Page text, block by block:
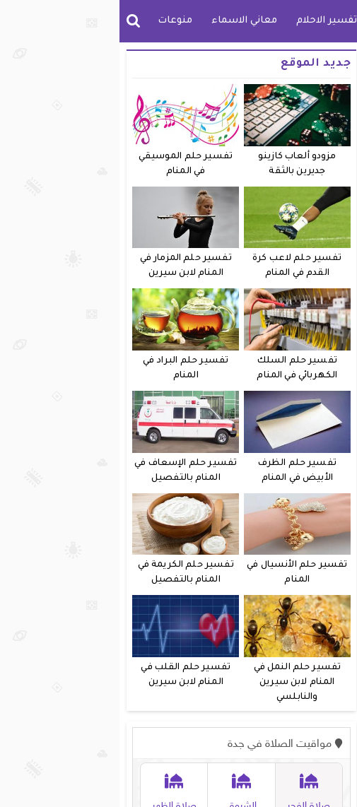
تفسير الاحلام معاني الاسماء منوعات
جديد الموقع
مزودو ألعاب كازينو
جديرين بالثقة
تفسير حلم الموسيقي
في المنام
تفسير حلم لاعب كرة
القدم في المنام
تفسير حلم المزمار في
المنام لابن سيرين
تفسير حلم السلك
الكهربائي في المنام
تفسير حلم البراد في
المنام
تفسير حلم الظرف
الأبيض في المنام
تفسير حلم الإسعاف في
المنام بالتفصيل
تفسير حلم الأنسيال في
المنام
تفسير حلم الكريمة في
المنام بالتفصيل
تفسير حلم النمل في
المنام لابن سيرين
والنابلسي
تفسير حلم القلب في
المنام لابن سيرين